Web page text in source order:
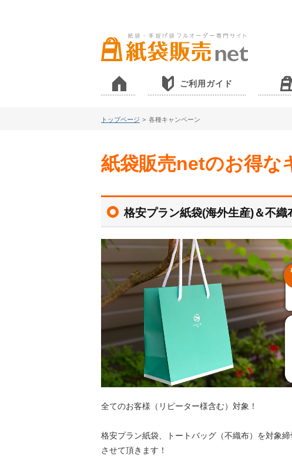
ご利用ガイド
トップページ > 各種キャンペーン
紙袋販売netのお得な
格安プラン紙袋(海外生産)＆不
全てのお客様（リピーター様含む）対象！
格安プラン紙袋、トートバッグ（不織布）を対象
させて頂きます！